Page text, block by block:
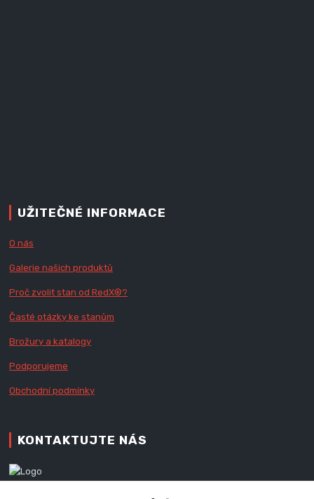
UŽITEČNÉ INFORMACE
O nás
Galerie našich produktů
Proč zvolit stan od RedX®?
Časté otázky ke stanům
Brožury a katalogy
Podporujeme
Obchodní podmínky
KONTAKTUJTE NÁS